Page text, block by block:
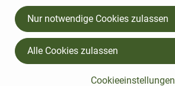
1 Stk
Becher
11,27 € /
Cookieeinstellungen
Nur notwendige Cookies zulassen
Alle Cookies zulassen